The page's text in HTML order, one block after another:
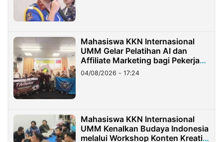
Mahasiswa KKN Internasional
UMM Gelar Pelatihan AI dan
Affiliate Marketing bagi Pekerja
Migran Indonesia di Taiwan
04/08/2026 - 17:24
Mahasiswa KKN Internasional
UMM Kenalkan Budaya Indonesia
melalui Workshop Konten Kreatif